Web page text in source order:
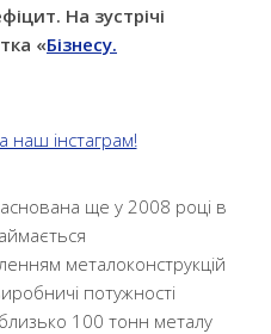
На зустрічі
«Бізнесу.
наш інстаграм!
ще у 2008 році в
металоконструкцій
потужності
100 тонн металу